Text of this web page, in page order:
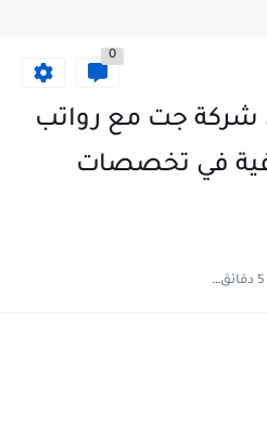
0
شركة جت مع رواتب
في تخصصات
5 دقائق للقراءة